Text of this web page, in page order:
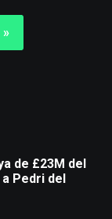
»
de £23M del
Pedri del